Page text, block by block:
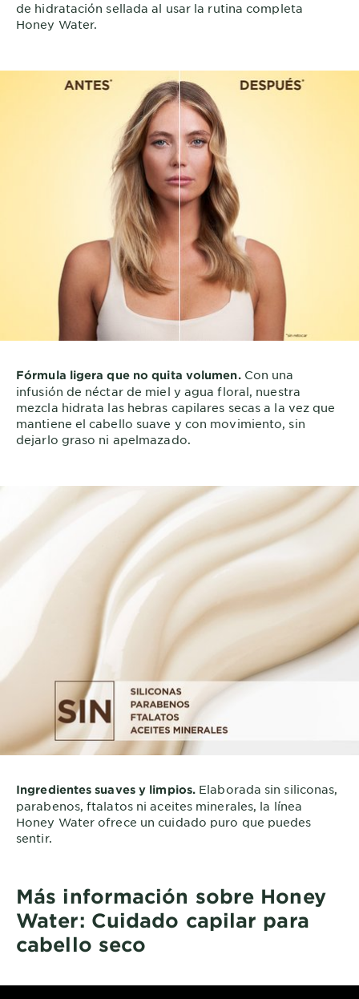
de hidratación sellada al usar la rutina completa
Honey Water.
Fórmula ligera que no quita volumen.Con una
infusión de néctar de miel y agua floral, nuestra
mezcla hidrata las hebras capilares secas a la vez que
mantiene el cabello suave y con movimiento, sin
dejarlo graso ni apelmazado.
Ingredientes suaves y limpios. Elaborada sin siliconas,
parabenos, ftalatos ni aceites minerales, la línea
Honey Water ofrece un cuidado puro que puedes
sentir.
Más información sobre Honey
Water: Cuidado capilar para
cabello seco